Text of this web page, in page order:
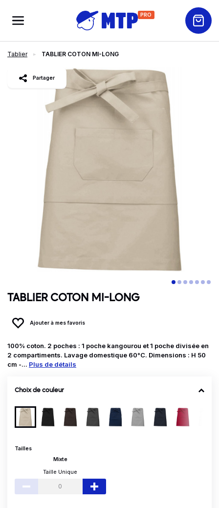
PRO
Tablier TABLIER COTON MI-LONG
TABLIER COTON MI-LONG
Ajouter à mes favoris
100% coton. 2 poches : 1 poche kangourou et 1 poche divisée en
2 compartiments. Lavage domestique 60°C. Dimensions : H 50
cm -... Plus de détails
Choix de couleur
Tailles
Mixte
Taille Unique
Partager
slide1